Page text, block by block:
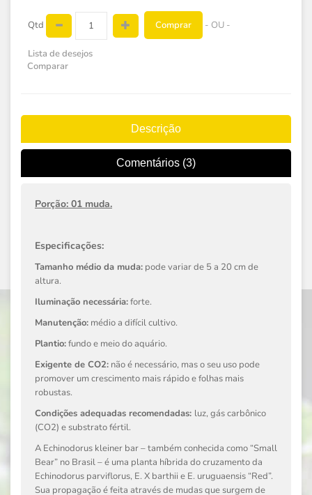
Qtd Comprar - OU -
Lista de desejos
Comparar
Descrição
Comentários (3)
Porção: 01 muda.
Especificações:
Tamanho médio da muda: pode variar de 5 a 20 cm de
altura.
Iluminação necessária:forte.
Manutenção: médio a difícil cultivo.
Plantio:fundo e meio do aquário.
Exigente de CO2: não é necessário, mas o seu uso pode
promover um crescimento mais rápido e folhas mais
robustas.
Condições adequadas recomendadas: luz, gás carbônico
(CO2) e substrato fértil.
A Echinodorus kleiner bar – também conhecida como “Small
Bear” no Brasil – é uma planta híbrida do cruzamento da
Echinodorus parviflorus, E. X barthii e E. uruguaensis “Red”.
Sua propagação é feita através de mudas que surgem de